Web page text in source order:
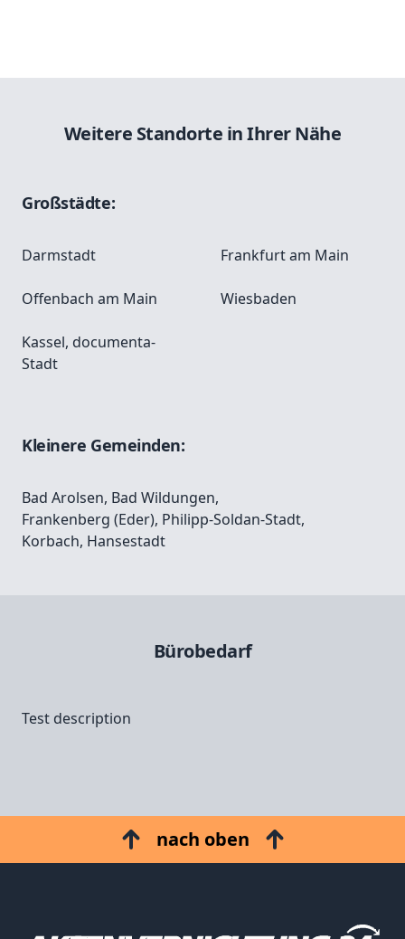
Weitere Standorte in Ihrer Nähe
Großstädte:
Darmstadt Frankfurt am Main
Offenbach am Main Wiesbaden
Kassel, documenta-
Stadt
Kleinere Gemeinden:
Bad Arolsen, Bad Wildungen,
Frankenberg (Eder), Philipp-Soldan-Stadt,
Korbach, Hansestadt
Bürobedarf
Test description
nach oben